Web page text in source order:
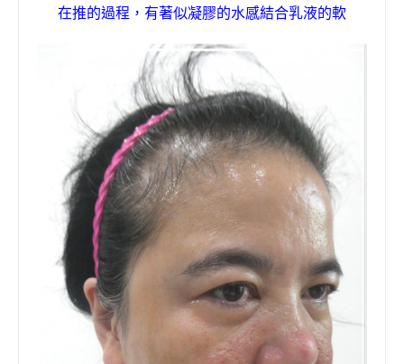
在推的過程，有著似凝膠的水感結合乳液的軟